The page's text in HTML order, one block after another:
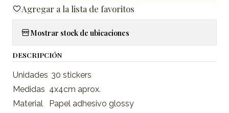
Agregar a la lista de favoritos
Mostrar stock de ubicaciones
DESCRIPCIÓN
Unidades 30 stickers
Medidas 4x4cm aprox.
Material
Papel adhesivo glossy